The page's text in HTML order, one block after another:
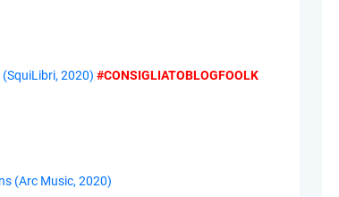
(SquiLibri, 2020) #CONSIGLIATOBLOGFOOLK
(Arc Music, 2020)